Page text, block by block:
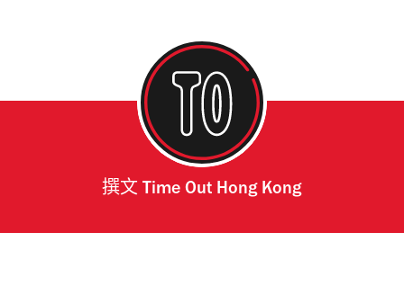
撰文 Time Out Hong Kong